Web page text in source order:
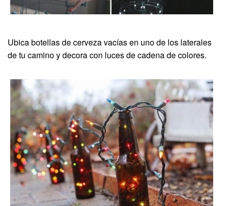
Ubica botellas de cerveza vacías en uno de los laterales
de tu camino y decora con luces de cadena de colores.